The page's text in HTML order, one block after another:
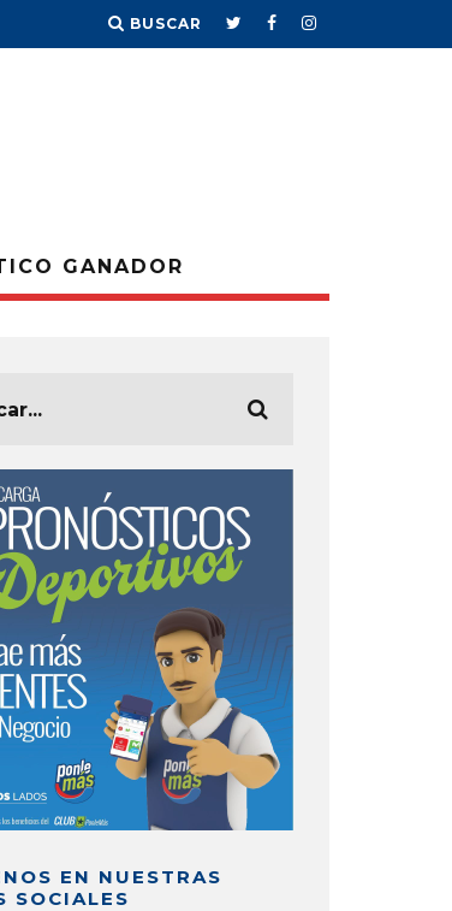
BUSCAR
GANADOR
EN NUESTRAS
SOCIALES